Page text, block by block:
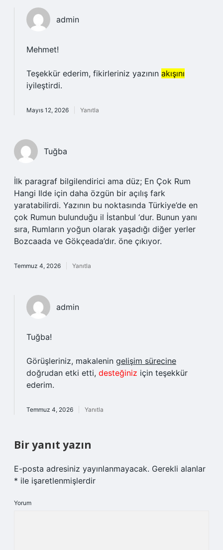
admin
Mehmet!
Teşekkür ederim, fikirleriniz yazının akışını
iyileştirdi.
Mayıs 12, 2026 Yanıtla
Tuğba
İlk paragraf bilgilendirici ama düz; En Çok Rum
Hangi Ilde için daha özgün bir açılış fark
yaratabilirdi. Yazının bu noktasında Türkiye’de en
çok Rumun bulunduğu il İstanbul ‘dur. Bunun yanı
sıra, Rumların yoğun olarak yaşadığı diğer yerler
Bozcaada ve Gökçeada’dır. öne çıkıyor.
Temmuz 4, 2026 Yanıtla
admin
Tuğba!
Görüşleriniz, makalenin gelişim sürecine
doğrudan etki etti, desteğiniz için teşekkür
ederim.
Temmuz 4, 2026 Yanıtla
Bir yanıt yazın
E-posta adresiniz yayınlanmayacak. Gerekli alanlar
* ile işaretlenmişlerdir
Yorum